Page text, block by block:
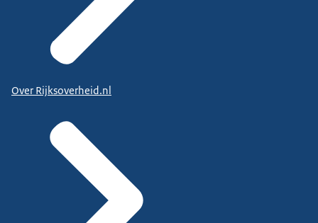
Over Rijksoverheid.nl